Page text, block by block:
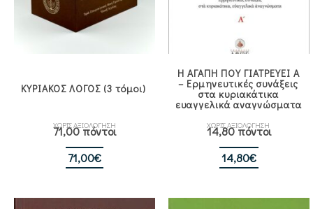
ΚΥΡΙΑΚΟΣ ΛΟΓΟΣ (3 τόμοι)
ΧΩΡΙΣ ΑΞΙΟΛΟΓΗΣΗ
71,00 πόντοι
71,00€
Η ΑΓΑΠΗ ΠΟΥ ΓΙΑΤΡΕΥΕΙ Α
– Ερμηνευτικές συνάξεις
στα κυριακάτικα
ευαγγελικά αναγνώσματα
ΧΩΡΙΣ ΑΞΙΟΛΟΓΗΣΗ
14,80 πόντοι
14,80€